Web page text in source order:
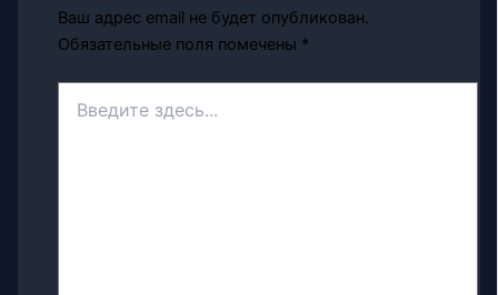
Ваш адрес email не будет опубликован.
Обязательные поля помечены *
здесь...